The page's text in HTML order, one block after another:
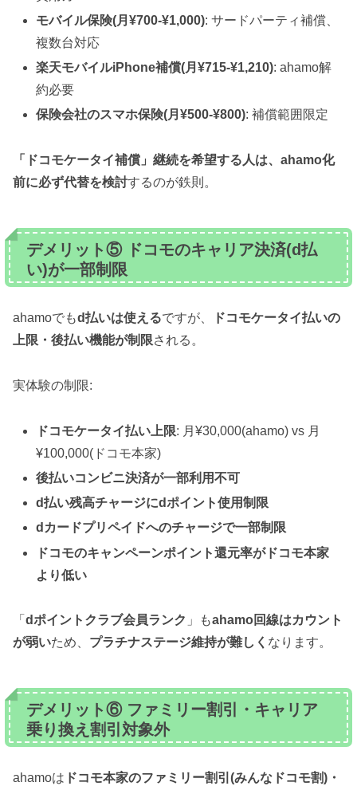
モバイル保険(月¥700-¥1,000): サードパーティ補償、
複数台対応
楽天モバイルiPhone補償(月¥715-¥1,210): ahamo解
約必要
保険会社のスマホ保険(月¥500-¥800): 補償範囲限定
「ドコモケータイ補償」継続を希望する人は、ahamo化
前に必ず代替を検討するのが鉄則。
デメリット⑤ ドコモのキャリア決済(d払
い)が一部制限
ahamoでもd払いは使えるですが、
ドコモケータイ払いの
上限・後払い機能が制限される。
実体験の制限:
ドコモケータイ払い上限: 月¥30,000(ahamo) vs 月
¥100,000(ドコモ本家)
後払いコンビニ決済が一部利用不可
d払い残高チャージにdポイント使用制限
dカードプリペイドへのチャージで一部制限
ドコモのキャンペーンポイント還元率がドコモ本家
より低い
「 dポイントクラブ会員ランク 」もahamo回線はカウント
が弱いため、 プラチナステージ維持が難しく なります。
デメリット⑥ ファミリー割引・キャリア
乗り換え割引対象外
ahamoは ドコモ本家のファミリー割引(みんなドコモ割)・